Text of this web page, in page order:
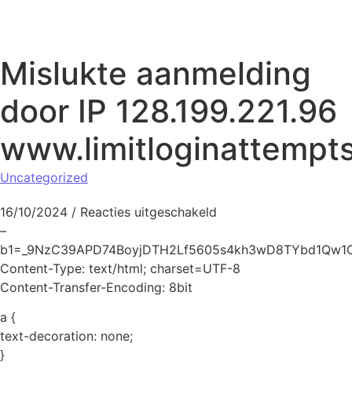
Mislukte aanmelding
door IP 128.199.221.96
Uncategorized
16/10/2024 / Reacties uitgeschakeld
–
Content-Type: text/html; charset=UTF-8
Content-Transfer-Encoding: 8bit
a {
text-decoration: none;
}